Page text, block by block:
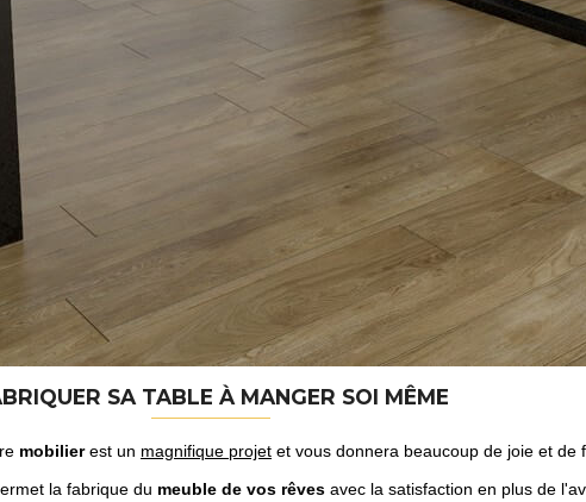
SA TABLE À MANGER SOI MÊME
mobilierest un magnifique projet et vous donnera beaucoup de joie et de
la fabrique du meuble de vos rêvesavec la satisfaction en plus de